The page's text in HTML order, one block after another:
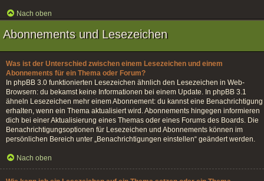
Nach oben
Abonnements und Lesezeichen
Was ist der Unterschied zwischen einem Lesezeichen und einem
Abonnements für ein Thema oder Forum?
In phpBB 3.0 funktionierten Lesezeichen ähnlich den Lesezeichen in Web-
Browsern: du bekamst keine Informationen bei einem Update. In phpBB 3.1
ähneln Lesezeichen mehr einem Abonnement: du kannst eine Benachrichtigung
erhalten, wenn ein Thema aktualisiert wird. Abonnements hingegen informieren
dich bei einer Aktualisierung eines Themas oder eines Forums des Boards. Die
Benachrichtigungsoptionen für Lesezeichen und Abonnements können im
persönlichen Bereich unter „Benachrichtigungen einstellen“ geändert werden.
Nach oben